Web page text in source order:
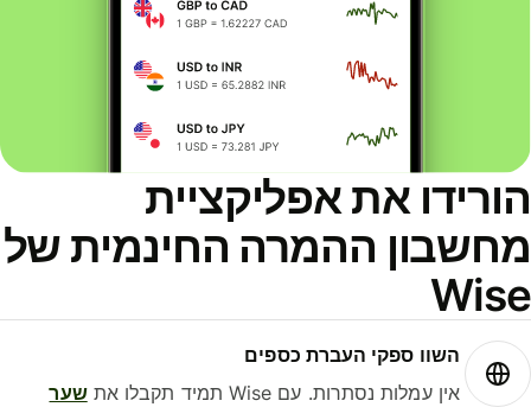
את אפליקציית
ההמרה החינמית של
השוו ספקי העברת כספים
אין עמלות נסתרות. עם Wise תמיד תקבלו את
שער